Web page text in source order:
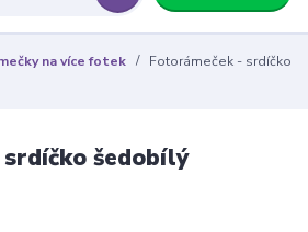
na více fotek
Fotorámeček - srdíčko
šedobílý